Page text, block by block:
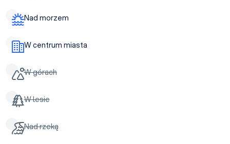
Nad morzem
W centrum miasta
W górach
W lesie
Nad rzeką